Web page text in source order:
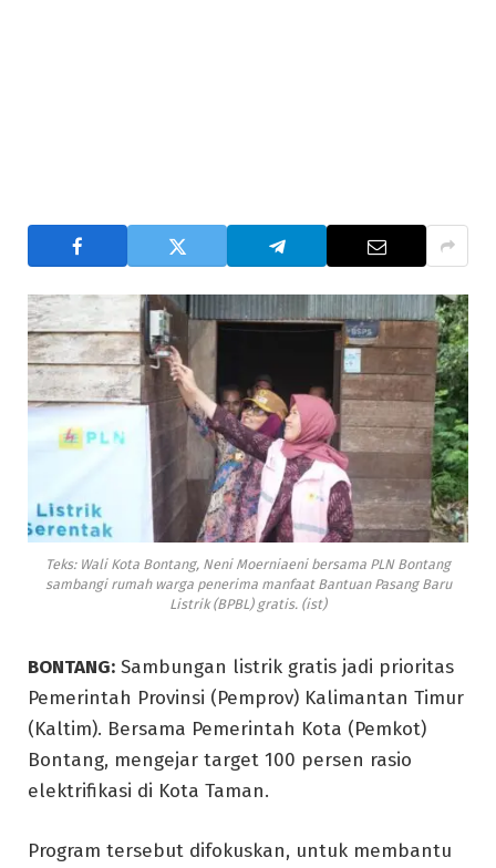
Teks: Wali Kota Bontang, Neni Moerniaeni bersama PLN Bontang
sambangi rumah warga penerima manfaat Bantuan Pasang Baru
Listrik (BPBL) gratis. (ist)
BONTANG: Sambungan listrik gratis jadi prioritas
Pemerintah Provinsi (Pemprov) Kalimantan Timur
(Kaltim). Bersama Pemerintah Kota (Pemkot)
Bontang, mengejar target 100 persen rasio
elektrifikasi di Kota Taman.
Program tersebut difokuskan, untuk membantu